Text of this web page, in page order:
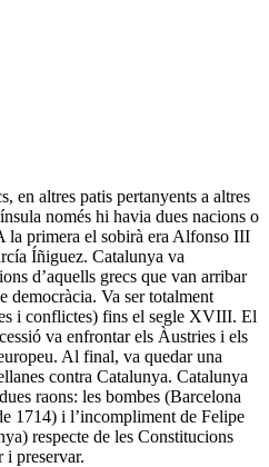
en altres patis pertanyents a altres
només hi havia dues nacions o
la primera el sobirà era Alfonso III
Íñiguez. Catalunya va
d’aquells grecs que van arribar
democràcia. Va ser totalment
i conflictes) fins el segle XVIII. El
va enfrontar els Àustries i els
Al final, va quedar una
contra Catalunya. Catalunya
raons: les bombes (Barcelona
1714) i l’incompliment de Felipe
respecte de les Constitucions
i preservar.